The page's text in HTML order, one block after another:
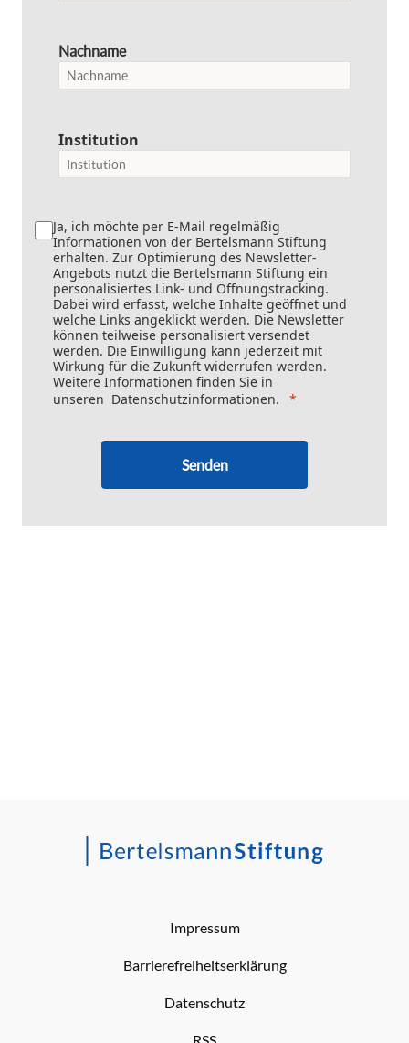
Nachname
Institution
Ja, ich möchte per E-Mail regelmäßig
Informationen von der Bertelsmann Stiftung
erhalten. Zur Optimierung des Newsletter-
Angebots nutzt die Bertelsmann Stiftung ein
personalisiertes Link- und Öffnungstracking.
Dabei wird erfasst, welche Inhalte geöffnet und
welche Links angeklickt werden. Die Newsletter
können teilweise personalisiert versendet
werden. Die Einwilligung kann jederzeit mit
Wirkung für die Zukunft widerrufen werden.
Weitere Informationen finden Sie in
unseren Datenschutzinformationen.
Senden
Impressum
Barrierefreiheitserklärung
Datenschutz